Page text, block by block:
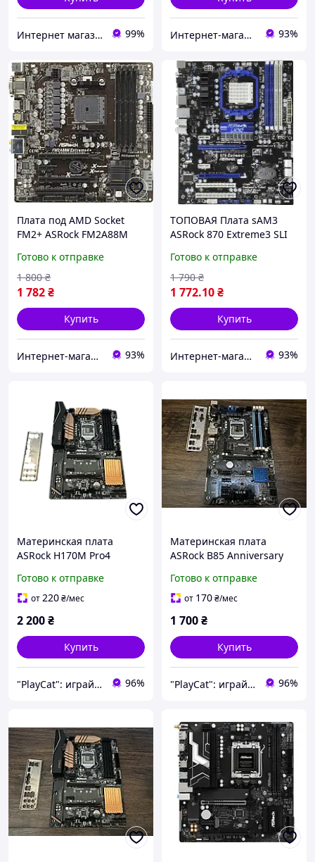
Интернет магазин Компі 99% Интернет-магазин " Правильный Выбор " 93%
Плата под AMD Socket
FM2+ ASRock FM2A88M
3 / USB 3.0 / HDMI Держит
до A10-7890K 100W
Готово к отправке
1 782₴
1 800 ₴
Купить
Интернет-магазин " Правильный Выбор " 93%
ТОПОВАЯ Плата sAM3
ASRock 870 Extreme3 SLI
2-6 ЯДЕРН ПРОЦЫ + SATA
III, USB 3.0
Готово к отправке
1 772.10₴
1 790 ₴
Купить
Интернет-магазин " Правильный Выбор " 93%
Материнская плата
ASRock H170M Pro4
Готово к отправке
от220₴/мес
2 200₴
Купить
"PlayCat": играй на максимум! 96%
Материнская плата
ASRock B85 Anniversary
Готово к отправке
от 170₴/мес
1 700₴
Купить
"PlayCat": играй на максимум! 96%